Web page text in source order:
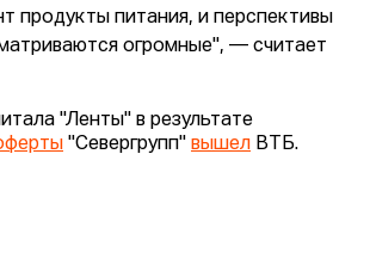
продукты питания, и перспективы
огромные", — считает
"Ленты" в результате
"Севергрупп" вышел ВТБ.